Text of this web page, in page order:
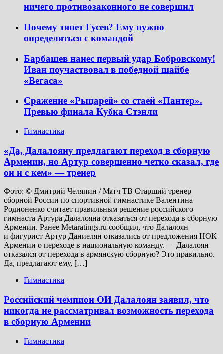
ничего противозаконного не совершил
Почему тянет Гусев? Ему нужно
определяться с командой
Барбашев нанес первый удар Бобровскому!
Иван поучаствовал в победной шайбе
«Вегаса»
Сражение «Рыцарей» со стаей «Пантер».
Превью финала Кубка Стэнли
Гимнастика
«Да, Далалояну предлагают переход в сборную
Армении, но Артур совершенно четко сказал, где
он и с кем» — тренер
Фото: © Дмитрий Челяпин / Матч ТВ Старший тренер
сборной России по спортивной гимнастике Валентина
Родионенко считает правильным решение российского
гимнаста Артура Далалояна отказаться от перехода в сборную
Армении. Ранее Metaratings.ru сообщил, что Далалоян
и фигурист Артур Даниелян отказались от предложения НОК
Армении о переходе в национальную команду. — Далалоян
отказался от перехода в армянскую сборную? Это правильно.
Да, предлагают ему, […]
Гимнастика
Российский чемпион ОИ Далалоян заявил, что
никогда не рассматривал возможность перехода
в сборную Армении
Гимнастика